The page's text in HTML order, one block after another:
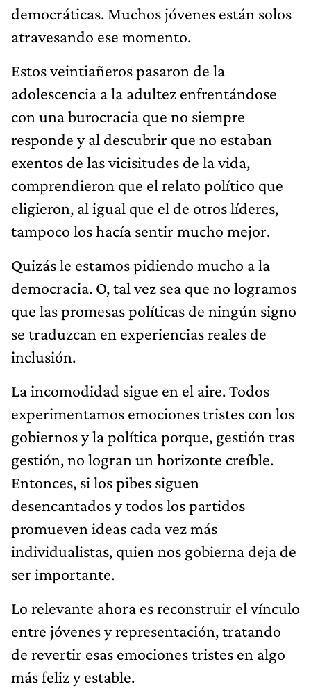
democráticas. Muchos jóvenes están solos
atravesando ese momento.
Estos veintiañeros pasaron de la
adolescencia a la adultez enfrentándose
con una burocracia que no siempre
responde y al descubrir que no estaban
exentos de las vicisitudes de la vida,
comprendieron que el relato político que
eligieron, al igual que el de otros líderes,
tampoco los hacía sentir mucho mejor.
Quizás le estamos pidiendo mucho a la
democracia. O, tal vez sea que no logramos
que las promesas políticas de ningún signo
se traduzcan en experiencias reales de
inclusión.
La incomodidad sigue en el aire. Todos
experimentamos emociones tristes con los
gobiernos y la política porque, gestión tras
gestión, no logran un horizonte creíble.
Entonces, si los pibes siguen
desencantados y todos los partidos
promueven ideas cada vez más
individualistas, quien nos gobierna deja de
ser importante.
Lo relevante ahora es reconstruir el vínculo
entre jóvenes y representación, tratando
de revertir esas emociones tristes en algo
más feliz y estable.